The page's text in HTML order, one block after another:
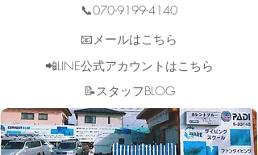
📞070-9199-4140
📧メールはこちら
📲LINE公式アカウントはこちら
​📝スタッフBLOG